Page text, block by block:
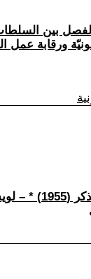
الفصل بين
ورقابة